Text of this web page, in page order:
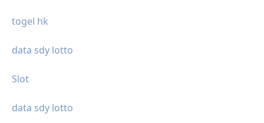
togel hk
data sdy lotto
Slot
data sdy lotto